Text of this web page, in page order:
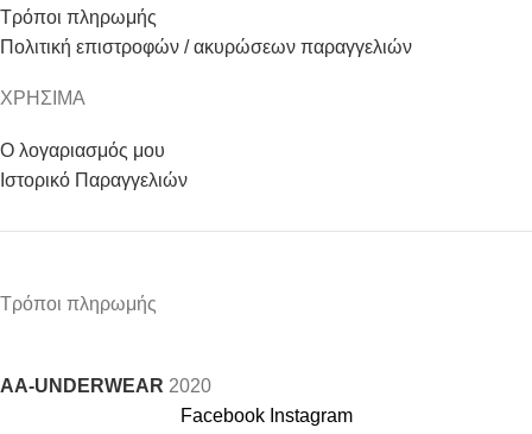
Τρόποι πληρωμής
Πολιτική επιστροφών / ακυρώσεων παραγγελιών
ΧΡΗΣΙΜΑ
Ο λογαριασμός μου
Ιστορικό Παραγγελιών
Τρόποι πληρωμής
AA-UNDERWEAR 2020
Facebook Instagram